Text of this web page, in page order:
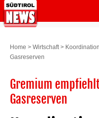
Home > Wirtschaft>
Gasreserven
Gremium
Gasreserven